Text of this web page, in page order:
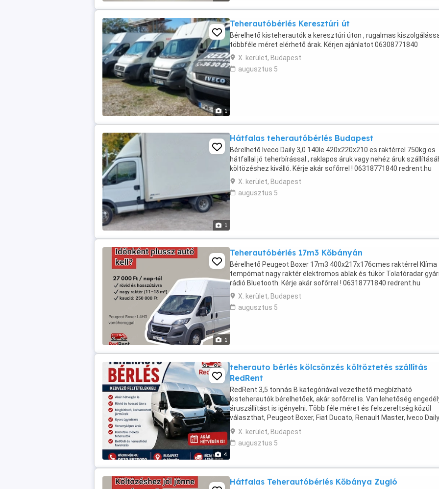
1
Teherautóbérlés Keresztúri út
Bérelhető kisteherautók a keresztúri úton , rugalmas
többféle méret elérhető árak. Kérjen ajánlatot 06308771840
X. kerület, Budapest
augusztus 5
1
Hátfalas teherautóbérlés Budapest
Bérelhető Iveco Daily 3,0 140le 420x220x210 es raktérrel 750kg os
hátfallal jó teherbírással , raklapos áruk vagy nehéz áruk
költözéshez kiválló. Kérje akár sofőrrel ! 06318771840 redrent.hu
X. kerület, Budapest
augusztus 5
1
Teherautóbérlés 17m3 Kőbányán
Bérelhető Peugeot Boxer 17m3 400x217x176cmes raktérrel Klíma
tempómat nagy raktér elektromos ablak és tükör Tolatóradar gyári
rádió Bluetooth. Kérje akár sofőrrel ! 06318771840 redrent.hu
X. kerület, Budapest
augusztus 5
4
teherauto bérlés kölcsönzés költöztetés szállítás
RedRent
RedRent 3,5 tonnás B kategóriával vezethető megbízható
kisteherautók bérelhetőek, akár sofőrrel is. Van lehetőség
áruszállítást is igényelni. Több féle méret és felszereltség közül
választhat, Peugeot Boxer, Fiat Ducato, Renault Master, Iveco Daily.
furgonok és felépítményes, vonóhorgos és ...
X. kerület, Budapest
augusztus 5
Hátfalas Teherautóbérlés Kőbánya Zugló